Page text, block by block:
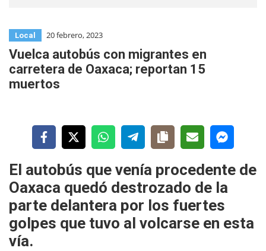
Local 20 febrero, 2023
Vuelca autobús con migrantes en
carretera de Oaxaca; reportan 15
muertos
El autobús que venía procedente de
Oaxaca quedó destrozado de la
parte delantera por los fuertes
golpes que tuvo al volcarse en esta
vía.